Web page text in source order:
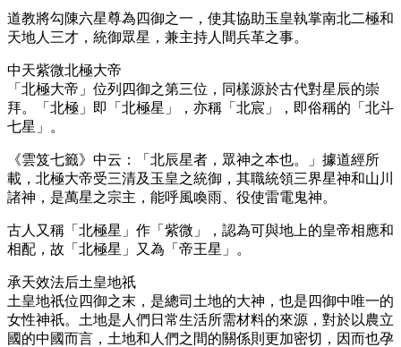
道教將勾陳六星尊為四御之一，使其協助玉皇執掌南北二極和
天地人三才，統御眾星，兼主持人間兵革之事。
中天紫微北極大帝
「北極大帝」位列四御之第三位，同樣源於古代對星辰的崇
拜。「北極」即「北極星」，亦稱「北宸」，即俗稱的「北斗
七星」。
《雲笈七籤》中云：「北辰星者，眾神之本也。」據道經所
載，北極大帝受三清及玉皇之統御，其職統領三界星神和山川
諸神，是萬星之宗主，能呼風喚雨、役使雷電鬼神。
古人又稱「北極星」作「紫微」，認為可與地上的皇帝相應和
相配，故「北極星」又為「帝王星」。
承天效法后土皇地祇
土皇地祇位四御之末，是總司土地的大神，也是四御中唯一的
女性神祇。土地是人們日常生活所需材料的來源，對於以農立
國的中國而言，土地和人們之間的關係則更加密切，因而也孕